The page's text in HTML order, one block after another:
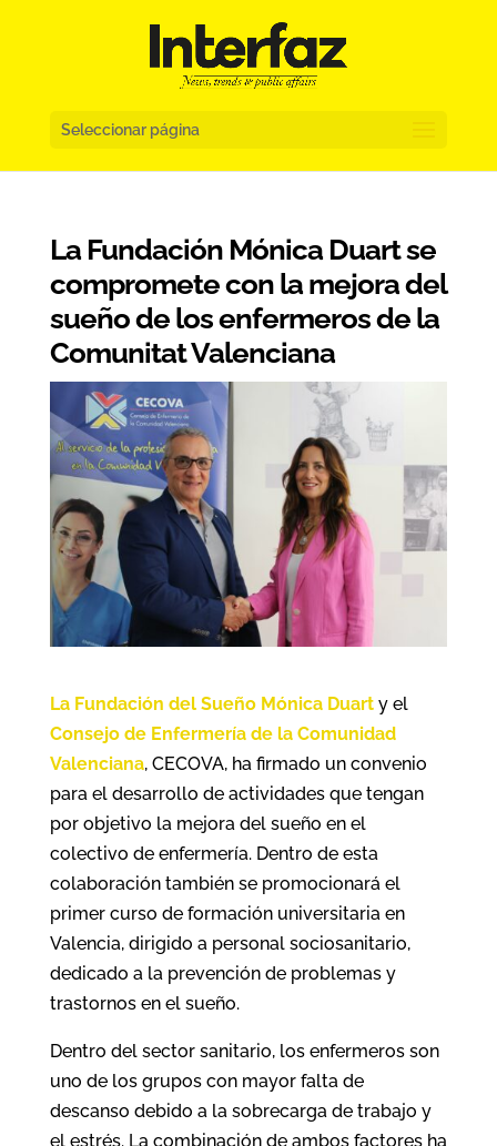
Seleccionar página
La Fundación Mónica Duart se
compromete con la mejora del
sueño de los enfermeros de la
Comunitat Valenciana
La Fundación del Sueño Mónica Duarty el
Consejo de Enfermería de la Comunidad
Valenciana, CECOVA, ha firmado un convenio
para el desarrollo de actividades que tengan
por objetivo la mejora del sueño en el
colectivo de enfermería. Dentro de esta
colaboración también se promocionará el
primer curso de formación universitaria en
Valencia, dirigido a personal sociosanitario,
dedicado a la prevención de problemas y
trastornos en el sueño.
Dentro del sector sanitario, los enfermeros son
uno de los grupos con mayor falta de
descanso debido a la sobrecarga de trabajo y
el estrés. La combinación de ambos factores ha